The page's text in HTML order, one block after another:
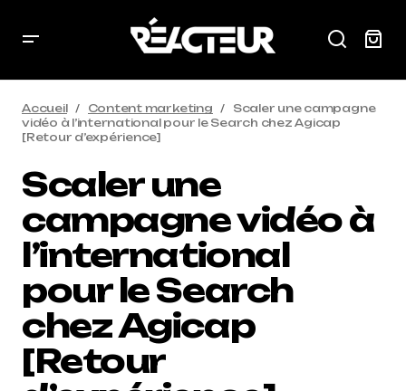
Accueil Content marketing
Scaler une campagne
vidéo à l’international pour le Search chez Agicap
[Retour d’expérience]
Scaler une
campagne vidéo à
l’international
pour le Search
chez Agicap
[Retour